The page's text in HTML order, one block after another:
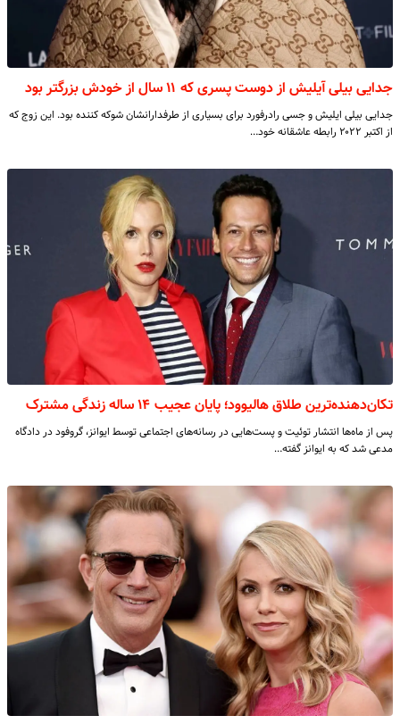
جدایی بیلی آیلیش از دوست پسری که ۱۱ سال از خودش بزرگتر بود
جدایی بیلی ایلیش و جسی رادرفورد برای بسیاری از طرفدارانشان شوکه کننده بود. این زوج که
از اکتبر ۲۰۲۲ رابطه عاشقانه خود…
تکان‌دهنده‌ترین طلاق هالیوود؛ پایان عجیب ۱۴ ساله زندگی مشترک
پس از ماه‌ها انتشار توئیت و پست‌هایی در رسانه‌های اجتماعی توسط ایوانز، گروفود در دادگاه
مدعی شد که به ایوانز گفته…